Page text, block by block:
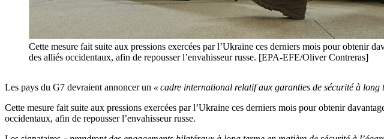
Cette mesure fait suite aux pressions exercées par l’Ukraine ces derniers mois pour obtenir
des alliés occidentaux, afin de repousser l’envahisseur russe. [EPA-EFE/Oliver Contreras]
Les pays du G7 devraient annoncer un « cadre international relatif aux garanties de sécurité à long
Cette mesure fait suite aux pressions exercées par l’Ukraine ces derniers mois pour obtenir
occidentaux, afin de repousser l’envahisseur russe.